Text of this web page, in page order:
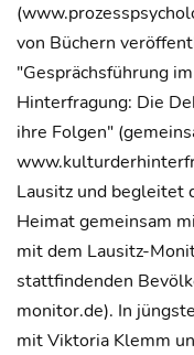
von Büchern
"Gesprächsführung
Hinterfragung: Die
ihre Folgen"
Lausitz und begleitet
Heimat gemeinsam
mit dem Lausitz-
stattfindenden
monitor.de). In
mit Viktoria Klemm